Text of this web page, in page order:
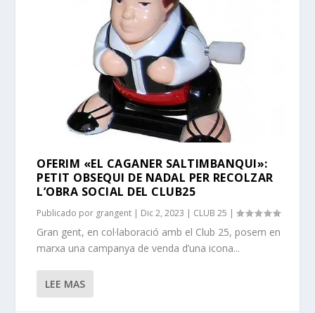
OFERIM «EL CAGANER SALTIMBANQUI»:
PETIT OBSEQUI DE NADAL PER RECOLZAR
L’OBRA SOCIAL DEL CLUB25
Publicado por grangent | Dic 2, 2023 | CLUB 25 |
Gran gent, en col·laboració amb el Club 25, posem en
marxa una campanya de venda d’una icona...
LEE MAS